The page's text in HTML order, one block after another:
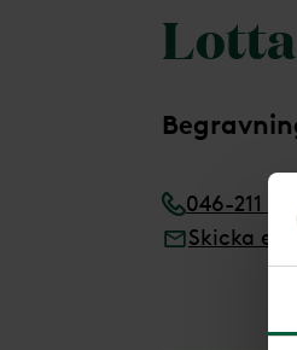
046-211
Skicka e-